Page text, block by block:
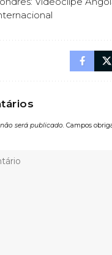
será publicado. Campos